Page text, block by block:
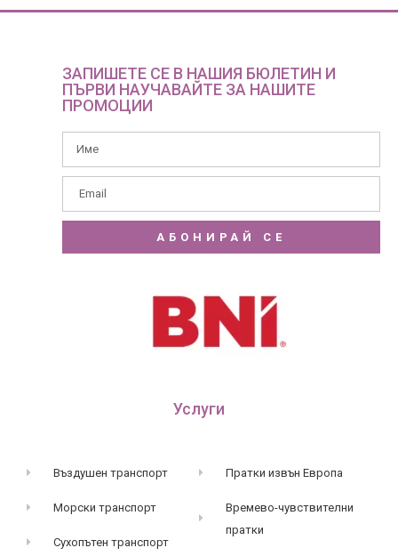
ЗАПИШЕТЕ СЕ В НАШИЯ БЮЛЕТИН И
ПЪРВИ НАУЧАВАЙТЕ ЗА НАШИТЕ
ПРОМОЦИИ
АБОНИРАЙ СЕ
Услуги
Въздушен транспорт
Морски транспорт
Сухопътен транспорт
Пратки извън Европа
Времево-чувствителни
пратки